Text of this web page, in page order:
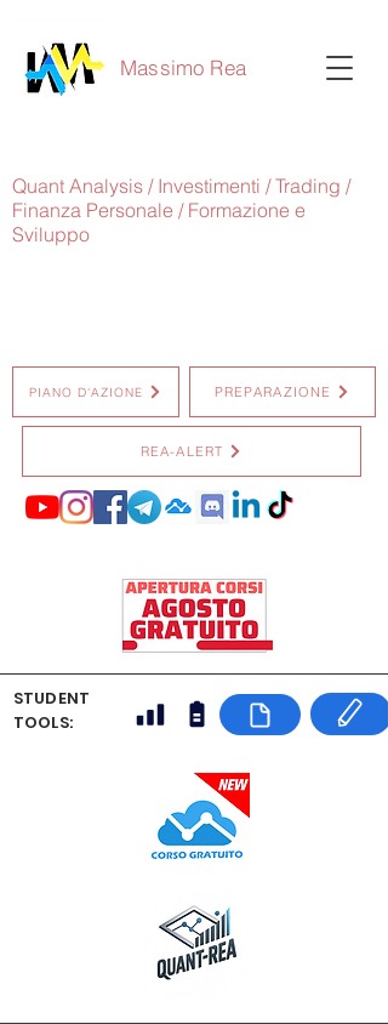
Massimo Rea
Quant Analysis / Investimenti / Trading /
Finanza Personale / Formazione e
Sviluppo
PIANO D'AZIONE PREPARAZIONE
REA-ALERT
STUDENT
TOOLS: